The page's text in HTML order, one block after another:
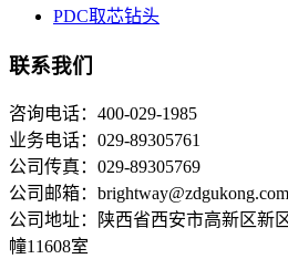
PDC取芯钻头
联系我们
咨询电话：400-029-1985
业务电话：029-89305761
公司传真：029-89305769
公司邮箱：brightway@zdgukong.com
公司地址：陕西省西安市高新区新
幢11608室